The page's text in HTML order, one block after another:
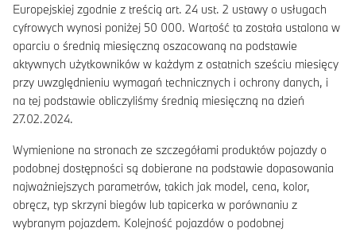
Europejskiej zgodnie z treścią art. 24 ust. 2 ustawy o usługach
cyfrowych wynosi poniżej 50 000. Wartość ta została ustalona w
oparciu o średnią miesięczną oszacowaną na podstawie
aktywnych użytkowników w każdym z ostatnich sześciu miesięcy
przy uwzględnieniu wymagań technicznych i ochrony danych, i
na tej podstawie obliczyliśmy średnią miesięczną na dzień
27.02.2024.
Wymienione na stronach ze szczegółami produktów pojazdy o
podobnej dostępności są dobierane na podstawie dopasowania
najważniejszych parametrów, takich jak model, cena, kolor,
obręcz, typ skrzyni biegów lub tapicerka w porównaniu z
wybranym pojazdem. Kolejność pojazdów o podobnej